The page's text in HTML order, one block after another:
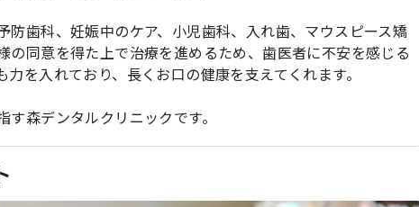
歯科、妊娠中のケア、小児歯科、入れ歯、マウスピース矯
同意を得た上で治療を進めるため、歯医者に不安を感じる
を入れており、長くお口の健康を支えてくれます。
森デンタルクリニックです。